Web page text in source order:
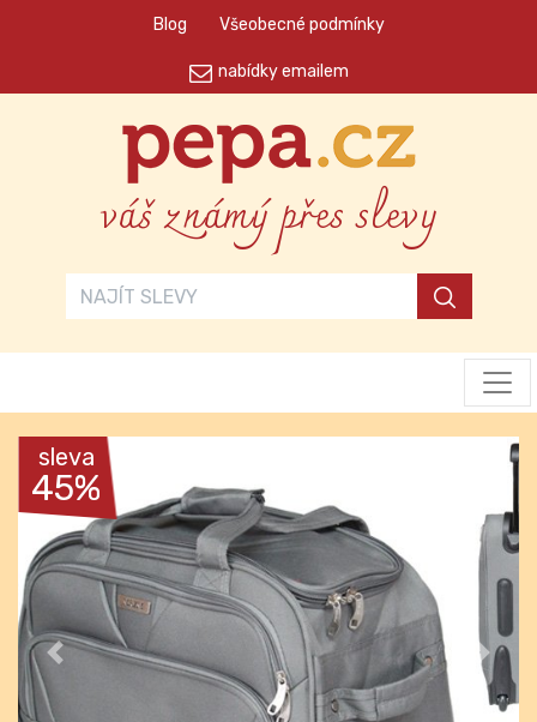
Blog Všeobecné podmínky
nabídky emailem
váš známý přes slevy
sleva
45%
Previous Next